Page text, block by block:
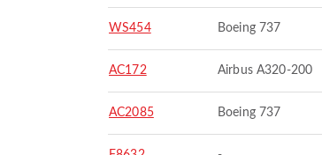
WS454 Boeing 737
AC172 Airbus A320-200
AC2085 Boeing 737